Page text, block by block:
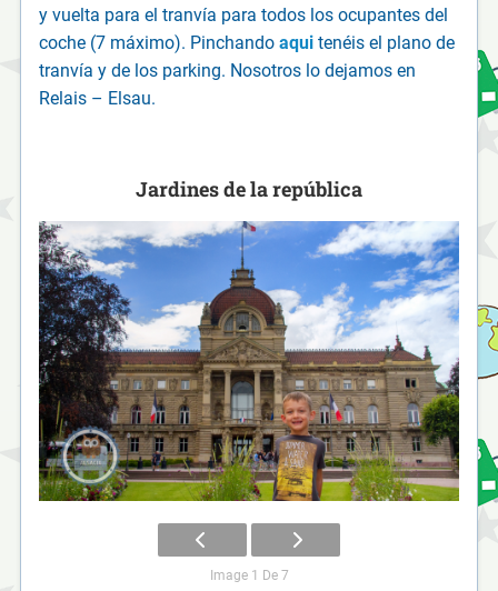
y vuelta para el tranvía para todos los ocupantes del
coche (7 máximo). Pinchandoaqui tenéis el plano de
tranvía y de los parking. Nosotros lo dejamos en
Relais – Elsau.
Jardines de la república
Image 1 De 7